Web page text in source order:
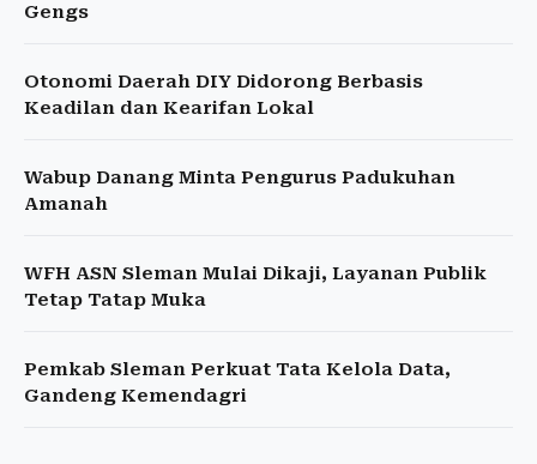
Gengs
Otonomi Daerah DIY Didorong Berbasis
Keadilan dan Kearifan Lokal
Wabup Danang Minta Pengurus Padukuhan
Amanah
WFH ASN Sleman Mulai Dikaji, Layanan Publik
Tetap Tatap Muka
Pemkab Sleman Perkuat Tata Kelola Data,
Gandeng Kemendagri